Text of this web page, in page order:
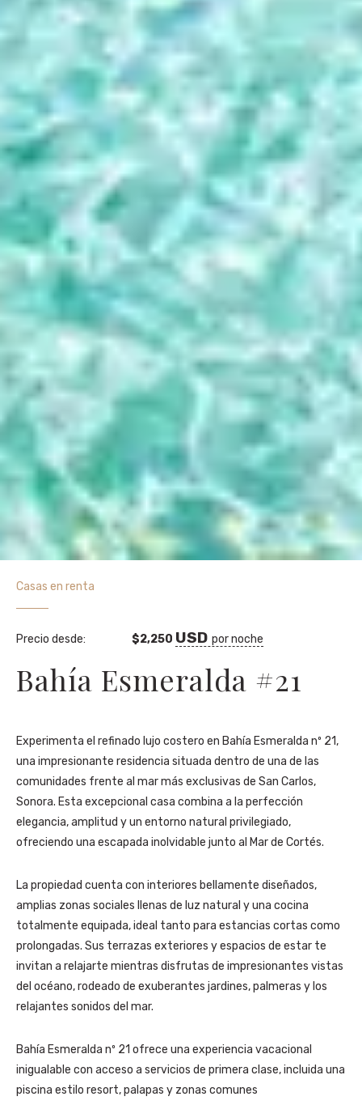
Casas en renta
Precio desde: $2,250 por noche
Bahía Esmeralda #21
Experimenta el refinado lujo costero en Bahía Esmeralda nº 21,
una impresionante residencia situada dentro de una de las
comunidades frente al mar más exclusivas de San Carlos,
Sonora. Esta excepcional casa combina a la perfección
elegancia, amplitud y un entorno natural privilegiado,
ofreciendo una escapada inolvidable junto al Mar de Cortés.
La propiedad cuenta con interiores bellamente diseñados,
amplias zonas sociales llenas de luz natural y una cocina
totalmente equipada, ideal tanto para estancias cortas como
prolongadas. Sus terrazas exteriores y espacios de estar te
invitan a relajarte mientras disfrutas de impresionantes vistas
del océano, rodeado de exuberantes jardines, palmeras y los
relajantes sonidos del mar.
Bahía Esmeralda nº 21 ofrece una experiencia vacacional
inigualable con acceso a servicios de primera clase, incluida una
piscina estilo resort, palapas y zonas comunes